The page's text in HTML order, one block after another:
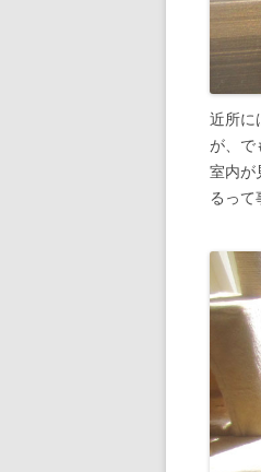
近所に
が、で
室内が
るって